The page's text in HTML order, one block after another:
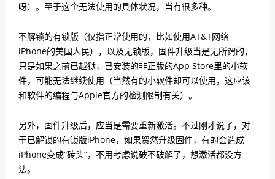
呀）。至于这个无法使用的具体状况，当有很多种。
不解锁的有锁版（仅指正常使用的，比如使用AT&T网络
iPhone的美国人民），以及无锁版，固件升级当是无所谓的，
只是如果之前已越狱，已安装的非正版的App Store里的小软
件，可能无法继续使用（当然有的小软件却可以使用，这应该
和软件的编程与Apple官方的检测限制有关）。
另外，固件升级后，应当是需要重新激活。不过刚才说了，对
于已解锁的有锁版iPhone，如果贸然升级固件，有的会造成
iPhone变成“砖头”，不用考虑说破不破解了，想激活都没方
法。